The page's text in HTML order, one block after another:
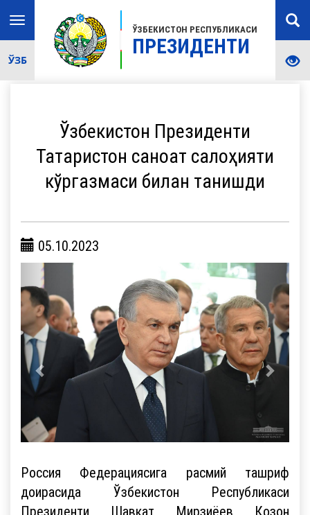
ЎЗБЕКИСТОН РЕСПУБЛИКАСИ
ПРЕЗИДЕНТИ
Toggle
navigation
ЎЗБ
Ўзбекистон Президенти
Татаристон саноат салоҳияти
кўргазмаси билан танишди
05.10.2023
Россия Федерациясига расмий ташриф
доирасида Ўзбекистон Республикаси
Президенти Шавкат Мирзиёев Қозон